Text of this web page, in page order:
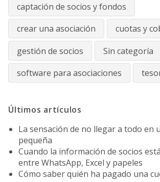
captación de socios y fondos
crear una asociación
cuotas y
gestión de socios
Sin categoría
software para asociaciones
Últimos artículos
La sensación de no llegar a todo en
pequeña
Cuando la información de socios
entre WhatsApp, Excel y papeles
Cómo saber quién ha pagado una